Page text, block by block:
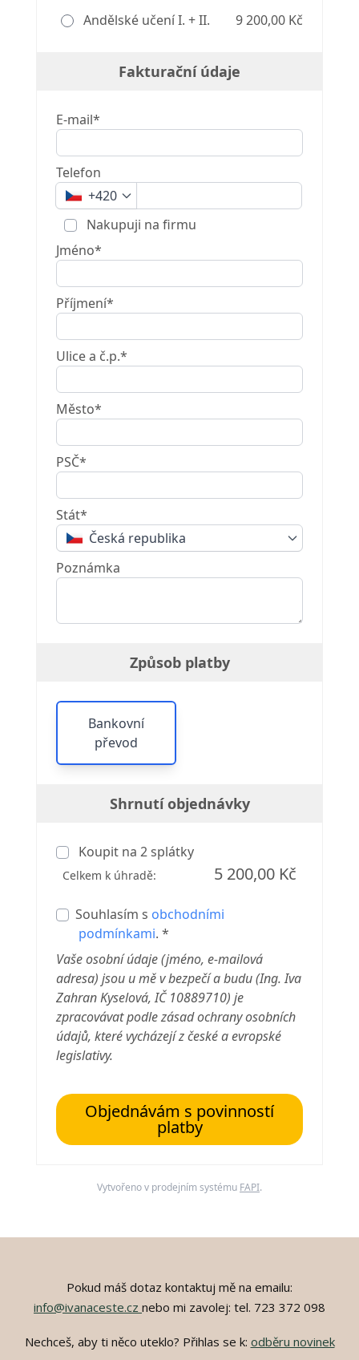
Andělské učení I. + II.
9 200,00 Kč
Fakturační údaje
E-mail*
Telefon
+420
Nakupuji na firmu
Jméno*
Příjmení*
Ulice a č.p.*
Město*
PSČ*
Stát*
Česká republika
Poznámka
Způsob platby
Bankovní
převod
Shrnutí objednávky
Koupit na 2splátky
Celkem k úhradě: 5 200,00 Kč
Souhlasím s obchodními
podmínkami. *
Vaše osobní údaje (jméno, e-mailová
adresa) jsou u mě v bezpečí a budu (Ing. Iva
Zahran Kyselová, IČ 10889710) je
zpracovávat podle zásad ochrany osobních
údajů, které vycházejí z české a evropské
legislativy.
Objednávám s povinností
platby
Vytvořeno v prodejním systému FAPI.
Pokud máš dotaz kontaktuj mě na emailu:
info@ivanaceste.cz nebo mi zavolej: tel. 723 372 098
Nechceš, aby ti něco uteklo? Přihlas se k: odběru novinek